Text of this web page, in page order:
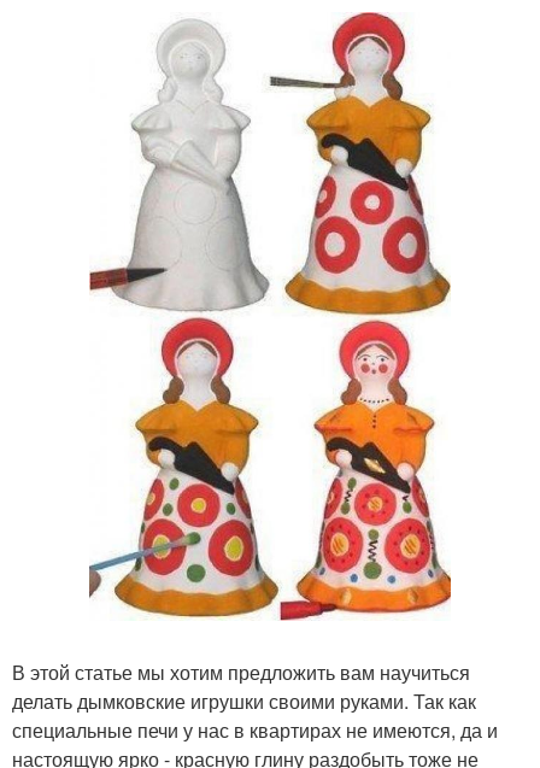
В этой статье мы хотим предложить вам научиться
делать дымковские игрушки своими руками. Так как
специальные печи у нас в квартирах не имеются, да и
настоящую ярко - красную глину раздобыть тоже не